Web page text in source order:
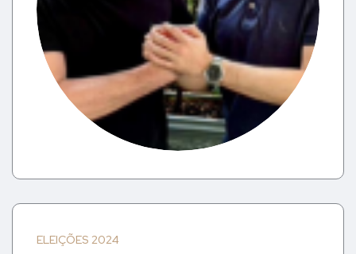
ELEIÇÕES 2024